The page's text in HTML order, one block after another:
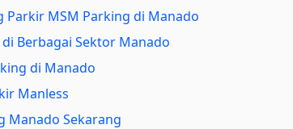
Parkir MSM Parking di Manado
Berbagai Sektor Manado
di Manado
Manless
Manado Sekarang